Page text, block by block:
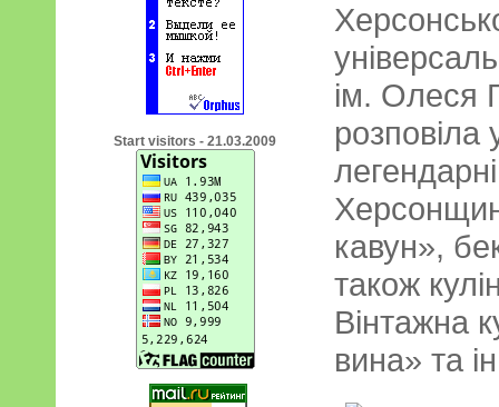
Start visitors - 21.03.2009
ім. Олеся
кавун»,
також
Вінтажна
вина» та